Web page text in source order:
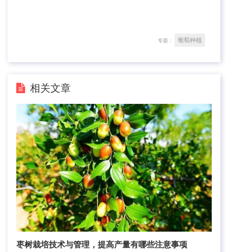
专题： 葡萄种植
相关文章
枣树栽培技术与管理，提高产量有哪些注意事项